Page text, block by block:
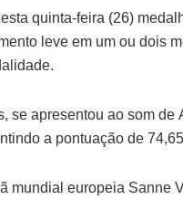
quinta-feira (26)
leve em um ou dois
se apresentou ao som
a pontuação de
mundial europeia